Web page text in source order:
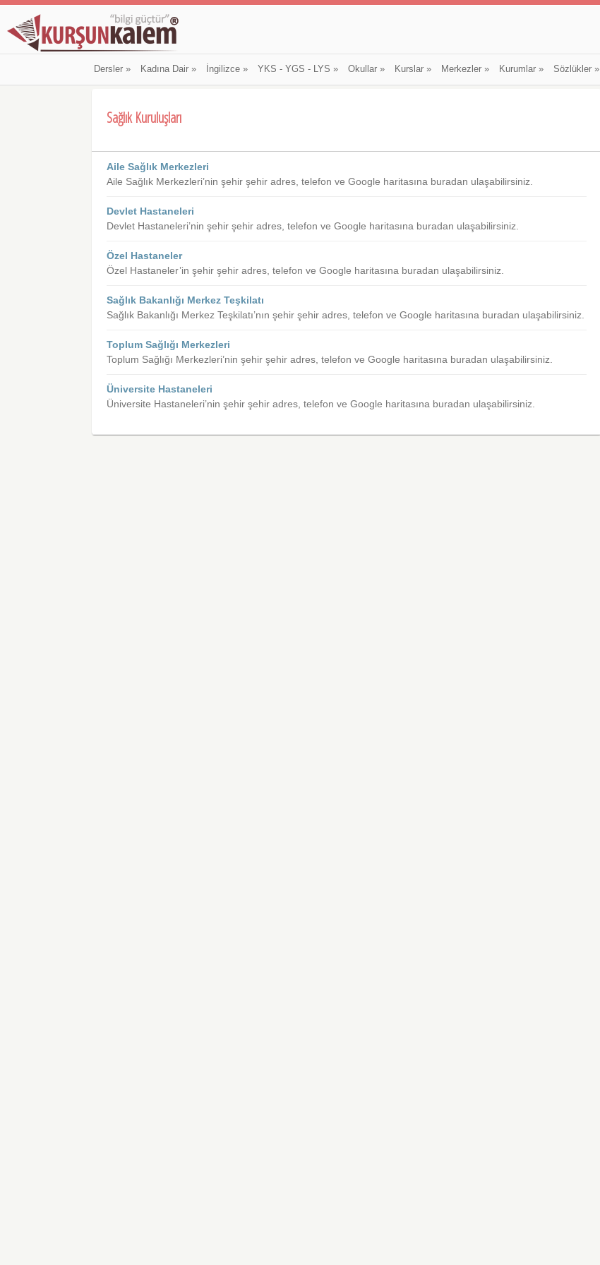
Dersler» Kadına Dair» İngilizce» YKS - YGS - LYS » Okullar» Kurslar» Merkezler» Kurumlar» Sözlükler»
Sağlık Kuruluşları
Aile Sağlık Merkezleri
Aile Sağlık Merkezleri’nin şehir şehir adres, telefon ve Google haritasına buradan ulaşabilirsiniz.
Devlet Hastaneleri
Devlet Hastaneleri’nin şehir şehir adres, telefon ve Google haritasına buradan ulaşabilirsiniz.
Özel Hastaneler
Özel Hastaneler’in şehir şehir adres, telefon ve Google haritasına buradan ulaşabilirsiniz.
Sağlık Bakanlığı Merkez Teşkilatı
Sağlık Bakanlığı Merkez Teşkilatı’nın şehir şehir adres, telefon ve Google haritasına buradan ulaşabilirsiniz.
Toplum Sağlığı Merkezleri
Toplum Sağlığı Merkezleri’nin şehir şehir adres, telefon ve Google haritasına buradan ulaşabilirsiniz.
Üniversite Hastaneleri
Üniversite Hastaneleri’nin şehir şehir adres, telefon ve Google haritasına buradan ulaşabilirsiniz.